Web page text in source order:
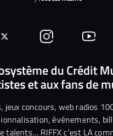
Suivez-
nous
sur
Twitter
Nous
rejoindre
sur
Instagram
Nous
sur
du Crédit
et aux fans de
concours, web radios
événements,
talents… RIFFX c’est LA